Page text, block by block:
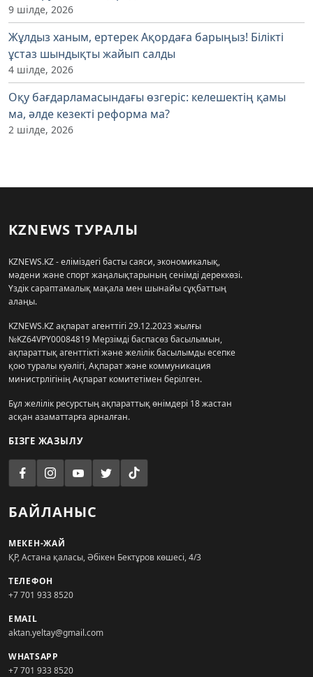
9 шілде, 2026
Жұлдыз ханым, ертерек Ақордаға барыңыз! Білікті
ұстаз шындықты жайып салды
4 шілде, 2026
Оқу бағдарламасындағы өзгеріс: келешектің қамы
ма, әлде кезекті реформа ма?
2 шілде, 2026
KZNEWS ТУРАЛЫ
KZNEWS.KZ - еліміздегі басты саяси, экономикалық,
мәдени және спорт жаңалықтарының сенімді дереккөзі.
Үздік сараптамалық мақала мен шынайы сұқбаттың
алаңы.
KZNEWS.KZ ақпарат агенттігі 29.12.2023 жылғы
№KZ64VPY00084819 Мерзімді баспасөз басылымын,
ақпараттық агенттікті және желілік басылымды есепке
қою туралы куәлігі, Ақпарат және коммуникация
министрлігінің Ақпарат комитетімен берілген.
Бұл желілік ресурстың ақпараттық өнімдері 18 жастан
асқан азаматтарға арналған.
БІЗГЕ ЖАЗЫЛУ
БАЙЛАНЫС
МЕКЕН-ЖАЙ
ҚР, Астана қаласы, Әбікен Бектұров көшесі, 4/3
ТЕЛЕФОН
+7 701 933 8520
EMAIL
aktan.yeltay@gmail.com
WHATSAPP
+7 701 933 8520